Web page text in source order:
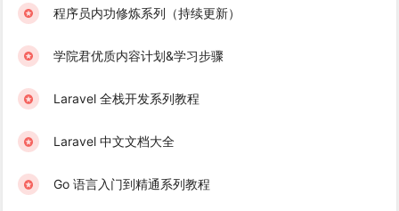
程序员内功修炼系列（持续更新）
学院君优质内容计划&学习步骤
Laravel 全栈开发系列教程
Laravel 中文文档大全
Go 语言入门到精通系列教程